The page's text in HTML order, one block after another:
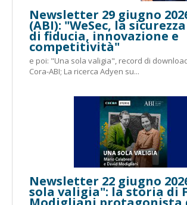
Newsletter 29 giugno
(ABI): "WeSec, la
di fiducia, innovazione e
competitività"
e poi: "Una sola valigia", record di
Cora-ABI; La ricerca Adyen su...
Newsletter 22 giugno
sola valigia": la storia di